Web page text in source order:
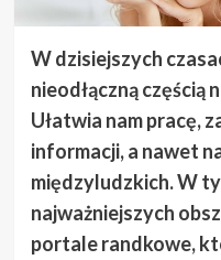
W dzisiejszych
nieodłączną częścią
Ułatwia nam pracę,
informacji, a nawet
międzyludzkich. W
najważniejszych
portale randkowe,